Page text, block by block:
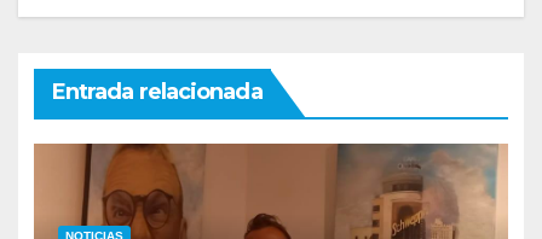
Entrada relacionada